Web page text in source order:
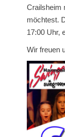
Crailsheim
möchtest.
17:00 Uhr,
Wir freuen